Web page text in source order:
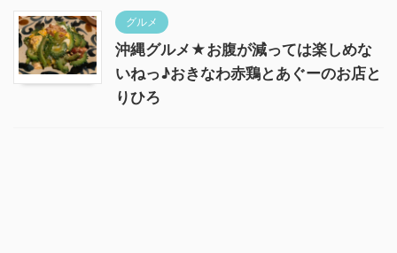
グルメ
沖縄グルメ★お腹が減っては楽しめな
いねっ♪おきなわ赤鶏とあぐーのお店と
りひろ